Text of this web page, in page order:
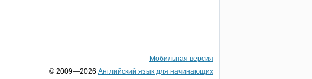
Мобильная версия
© 2009—2026 Английский язык для начинающих